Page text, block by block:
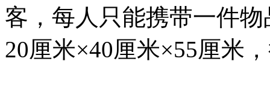
客，每人只能携带一件
20厘米×40厘米×55厘米，